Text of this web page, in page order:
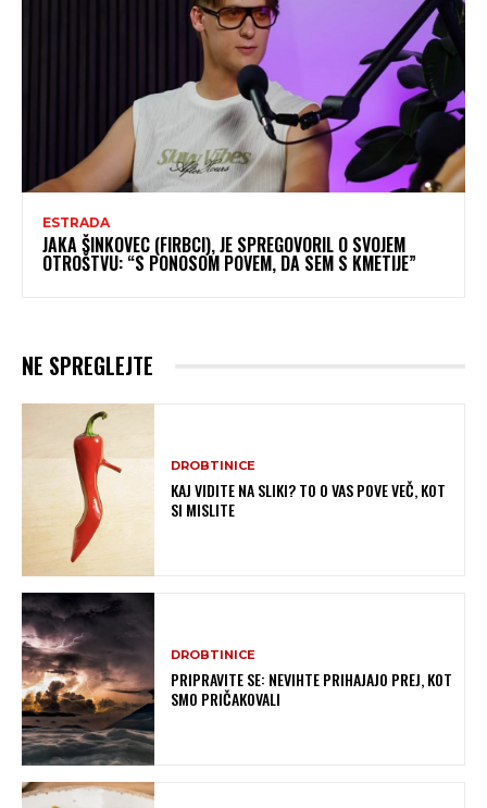
ESTRADA
JAKA ŠINKOVEC (FIRBCI), JE SPREGOVORIL O SVOJEM
OTROŠTVU: “S PONOSOM POVEM, DA SEM S KMETIJE”
NE SPREGLEJTE
DROBTINICE
KAJ VIDITE NA SLIKI? TO O VAS POVE VEČ, KOT
SI MISLITE
DROBTINICE
PRIPRAVITE SE: NEVIHTE PRIHAJAJO PREJ, KOT
SMO PRIČAKOVALI